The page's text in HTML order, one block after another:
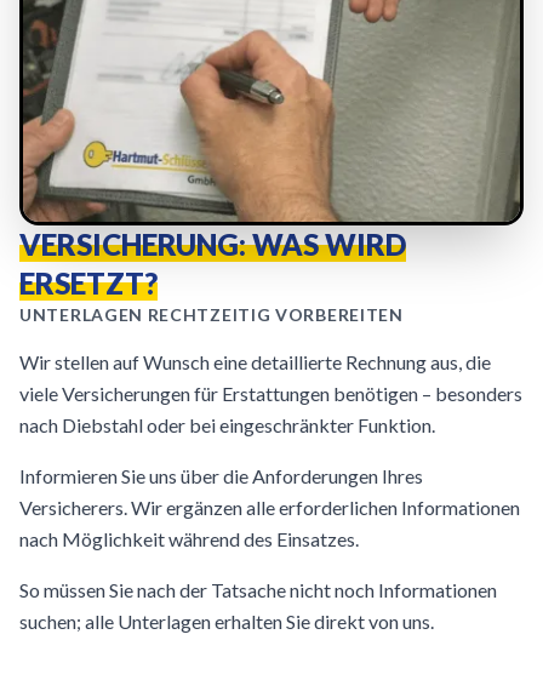
VERSICHERUNG: WAS WIRD
ERSETZT?
UNTERLAGEN RECHTZEITIG VORBEREITEN
Wir stellen auf Wunsch eine detaillierte Rechnung aus, die
viele Versicherungen für Erstattungen benötigen – besonders
nach Diebstahl oder bei eingeschränkter Funktion.
Informieren Sie uns über die Anforderungen Ihres
Versicherers. Wir ergänzen alle erforderlichen Informationen
nach Möglichkeit während des Einsatzes.
So müssen Sie nach der Tatsache nicht noch Informationen
suchen; alle Unterlagen erhalten Sie direkt von uns.